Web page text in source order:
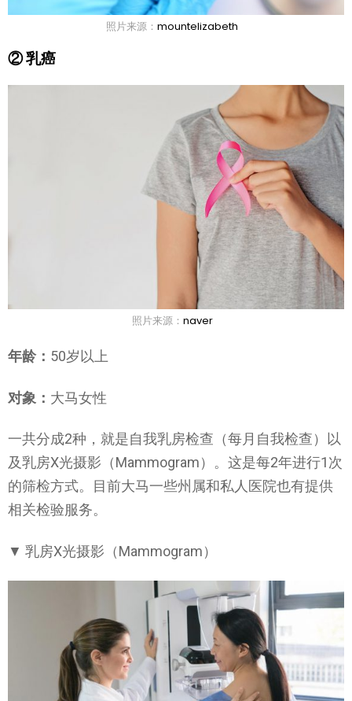
照片来源： mountelizabeth
② 乳癌
照片来源： naver
年龄： 50岁以上
对象： 大马女性
一共分成2种，就是自我乳房检查（每月自我检查）以
及乳房X光摄影（Mammogram）。这是每2年进行1次
的筛检方式。目前大马一些州属和私人医院也有提供
相关检验服务。
▼ 乳房X光摄影（Mammogram）